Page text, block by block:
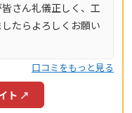
さん礼儀正しく、工
たらよろしくお願い
口コミをもっと見る
ト ↗